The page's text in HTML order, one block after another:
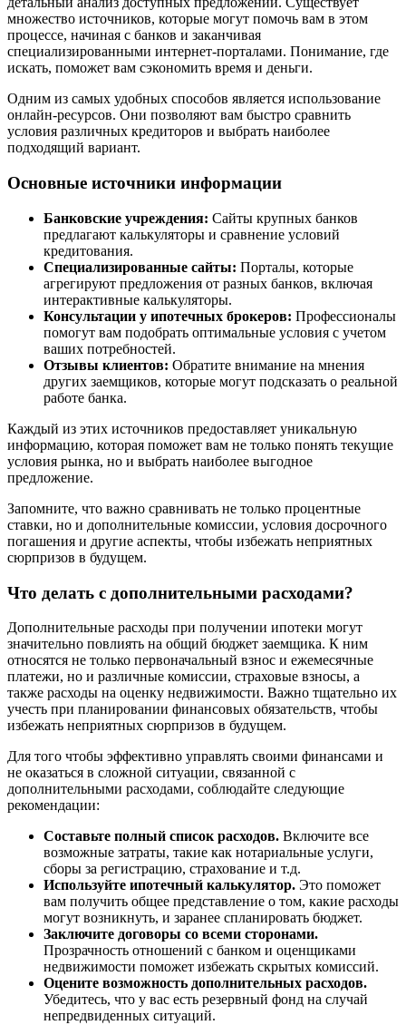
множество источников, которые могут помочь вам в этом
процессе, начиная с банков и заканчивая
специализированными интернет-порталами. Понимание, где
искать, поможет вам сэкономить время и деньги.
Одним из самых удобных способов является использование
онлайн-ресурсов. Они позволяют вам быстро сравнить
условия различных кредиторов и выбрать наиболее
подходящий вариант.
Основные источники информации
Банковские учреждения: Сайты крупных банков
предлагают калькуляторы и сравнение условий
кредитования.
Специализированные сайты: Порталы, которые
агрегируют предложения от разных банков, включая
интерактивные калькуляторы.
Консультации у ипотечных брокеров: Профессионалы
помогут вам подобрать оптимальные условия с учетом
ваших потребностей.
Отзывы клиентов: Обратите внимание на мнения
других заемщиков, которые могут подсказать о реальной
работе банка.
Каждый из этих источников предоставляет уникальную
информацию, которая поможет вам не только понять текущие
условия рынка, но и выбрать наиболее выгодное
предложение.
Запомните, что важно сравнивать не только процентные
ставки, но и дополнительные комиссии, условия досрочного
погашения и другие аспекты, чтобы избежать неприятных
сюрпризов в будущем.
Что делать с дополнительными расходами?
Дополнительные расходы при получении ипотеки могут
значительно повлиять на общий бюджет заемщика. К ним
относятся не только первоначальный взнос и ежемесячные
платежи, но и различные комиссии, страховые взносы, а
также расходы на оценку недвижимости. Важно тщательно их
учесть при планировании финансовых обязательств, чтобы
избежать неприятных сюрпризов в будущем.
Для того чтобы эффективно управлять своими финансами и
не оказаться в сложной ситуации, связанной с
дополнительными расходами, соблюдайте следующие
рекомендации:
Составьте полный список расходов. Включите все
возможные затраты, такие как нотариальные услуги,
сборы за регистрацию, страхование и т.д.
Используйте ипотечный калькулятор. Это поможет
вам получить общее представление о том, какие расходы
могут возникнуть, и заранее спланировать бюджет.
Заключите договоры со всеми сторонами.
Прозрачность отношений с банком и оценщиками
недвижимости поможет избежать скрытых комиссий.
Оцените возможность дополнительных расходов.
Убедитесь, что у вас есть резервный фонд на случай
непредвиденных ситуаций.